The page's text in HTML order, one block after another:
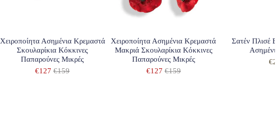
Χειροποίητα Ασημένια Κρεμαστά
Σκουλαρίκια Κόκκινες
Παπαρούνες Μικρές
€127 €159
Χειροποίητα Ασημένια Κρεμαστά
Μακριά Σκουλαρίκια Κόκκινες
Παπαρούνες Μικρές
€127 €159
Σατέν Πλισέ